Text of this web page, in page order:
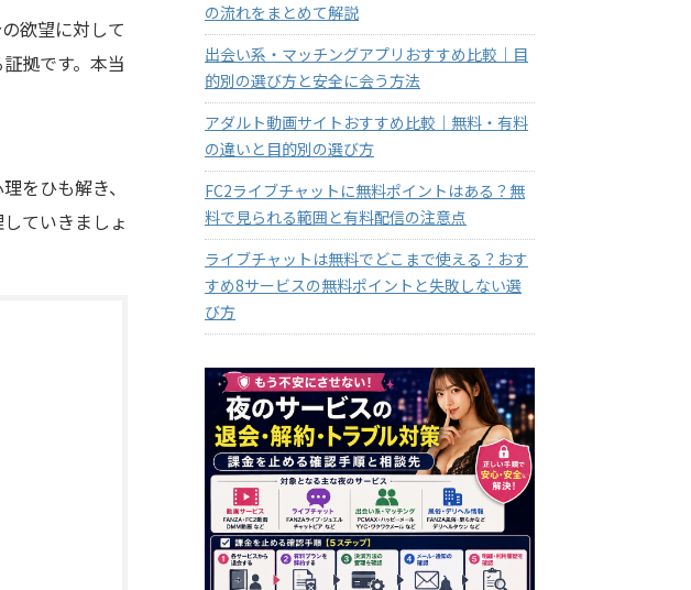
欲望に対して
拠です。本当
をひも解き、
ていきましょ
の流れをまとめて解説
出会い系・マッチングアプリおすすめ比較｜目
的別の選び方と安全に会う方法
アダルト動画サイトおすすめ比較｜無料・有料
の違いと目的別の選び方
FC2ライブチャットに無料ポイントはある？無
料で見られる範囲と有料配信の注意点
ライブチャットは無料でどこまで使える？おす
すめ8サービスの無料ポイントと失敗しない選
び方